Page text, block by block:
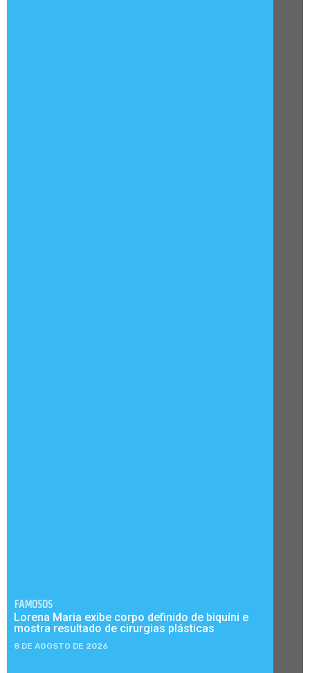
FAMOSOS
Lorena Maria exibe corpo definido de biquíni e
mostra resultado de cirurgias plásticas
8 DE AGOSTO DE 2026